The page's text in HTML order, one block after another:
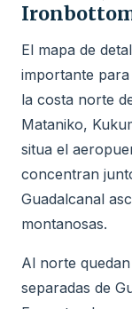
El mapa de
importante
la costa norte
Mataniko,
situa el
concentran
Guadalcanal
montanosas.
Al norte
separadas de